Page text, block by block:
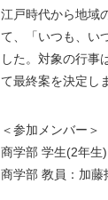
江戸時代から地域
て、「いつも、い
した。対象の行事
て最終案を決定し
＜参加メンバー＞
商学部 学生(2年生
商学部 教員：加藤